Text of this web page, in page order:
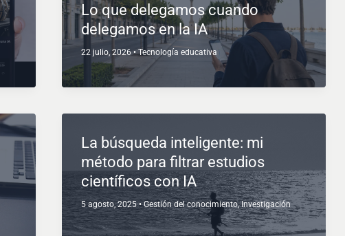
Lo que delegamos cuando
delegamos en la IA
22 julio, 2026•Tecnología educativa
La búsqueda inteligente: mi
método para filtrar estudios
científicos con IA
5 agosto, 2025•Gestión del conocimiento,Investigación